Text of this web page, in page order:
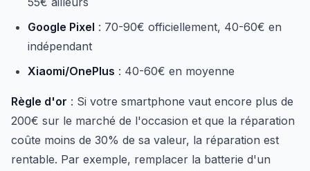
Google Pixel : 70-90€ officiellement, 40-60€ en
indépendant
Xiaomi/OnePlus : 40-60€ en moyenne
Règle d'or : Si votre smartphone vaut encore plus de
200€ sur le marché de l'occasion et que la réparation
coûte moins de 30% de sa valeur, la réparation est
rentable. Par exemple, remplacer la batterie d'un